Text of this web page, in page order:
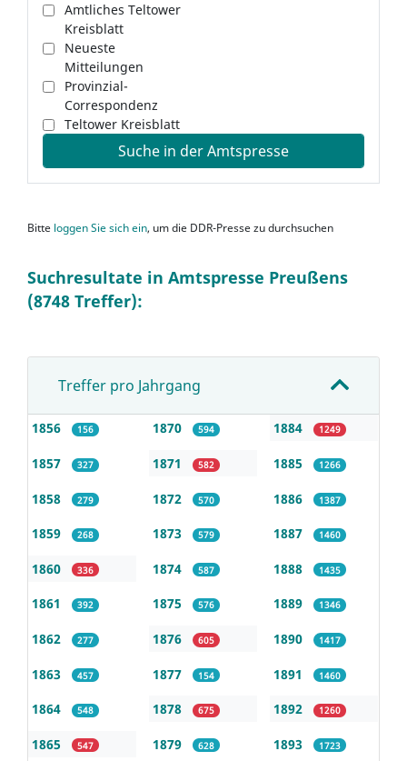
Amtliches Teltower
Kreisblatt
Neueste
Mitteilungen
Provinzial-
Correspondenz
Teltower Kreisblatt
Suche in der Amtspresse
Bitte loggen Sie sich ein, um die DDR-Presse zu durchsuchen
Suchresultate in Amtspresse Preußens
(8748 Treffer):
Treffer pro Jahrgang
1856 156
1857 327
1858 279
1859 268
1860 336
1861 392
1862 277
1863 457
1864 548
1865 547
1870 594
1871 582
1872 570
1873 579
1874 587
1875 576
1876 605
1877 154
1878 675
1879 628
1884 1249
1885 1266
1886 1387
1887 1460
1888 1435
1889 1346
1890 1417
1891 1460
1892 1260
1893 1723